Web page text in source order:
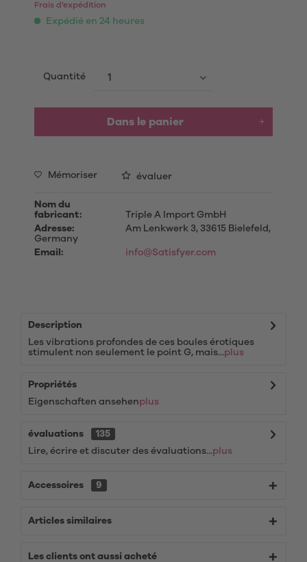
Frais d’expédition
Expédié en 24 heures
Quantité
Dans le panier
Mémoriser évaluer
Nom du
fabricant:
Triple A Import GmbH
Adresse:
Am Lenkwerk 3, 33615 Bielefeld,
Germany
Email:
info@Satisfyer.com
Description
Les vibrations profondes de ces boules érotiques
stimulent non seulement le point G, mais...plus
Propriétés
Eigenschaften ansehenplus
évaluations
135
Lire, écrire et discuter des évaluations...plus
Accessoires 9
Articles similaires
Les clients ont aussi acheté